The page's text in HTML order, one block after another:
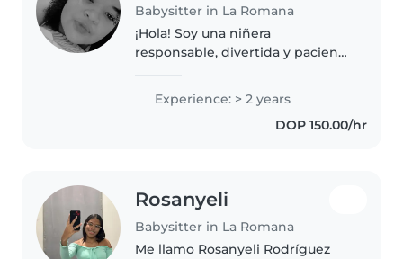
Babysitter in La Romana
¡Hola! Soy una niñera
responsable, divertida y paciente
niños en edad preescolar. Me
encanta dibujar, leer cuentos y
Experience: > 2 years
DOP 150.00/hr
Rosanyeli
Babysitter in La Romana
Me llamo Rosanyeli Rodríguez